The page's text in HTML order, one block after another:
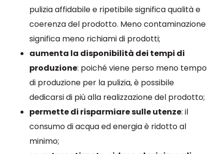
pulizia affidabile e ripetibile significa qualità e
coerenza del prodotto. Meno contaminazione
significa meno richiami di prodotti;
aumenta la disponibilità dei tempi di
produzione: poiché viene perso meno tempo
di produzione per la pulizia, è possibile
dedicarsi di più alla realizzazione del prodotto;
permette di risparmiare sulle utenze: il
consumo di acqua ed energia è ridotto al
minimo;